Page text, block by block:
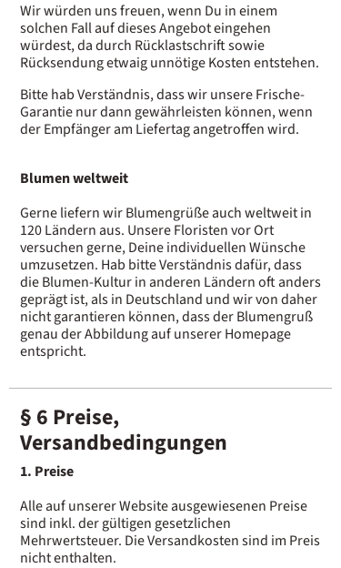
Wir würden uns freuen, wenn Du in einem
solchen Fall auf dieses Angebot eingehen
würdest, da durch Rücklastschrift sowie
Rücksendung etwaig unnötige Kosten entstehen.
Bitte hab Verständnis, dass wir unsere Frische-
Garantie nur dann gewährleisten können, wenn
der Empfänger am Liefertag angetroffen wird.
Blumen weltweit
Gerne liefern wir Blumengrüße auch weltweit in
120 Ländern aus. Unsere Floristen vor Ort
versuchen gerne, Deine individuellen Wünsche
umzusetzen. Hab bitte Verständnis dafür, dass
die Blumen-Kultur in anderen Ländern oft anders
geprägt ist, als in Deutschland und wir von daher
nicht garantieren können, dass der Blumengruß
genau der Abbildung auf unserer Homepage
entspricht.
§ 6 Preise,
Versandbedingungen
1. Preise
Alle auf unserer Website ausgewiesenen Preise
sind inkl. der gültigen gesetzlichen
Mehrwertsteuer. Die Versandkosten sind im Preis
nicht enthalten.